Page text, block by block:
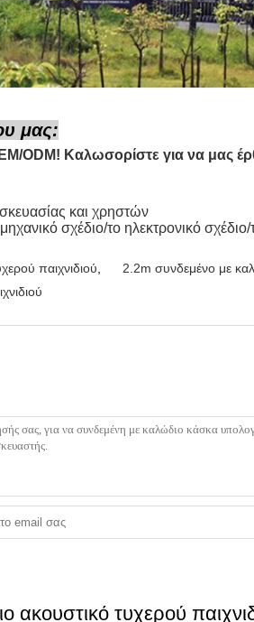
μας:
ODM! Καλωσορίστε για να μας
και χρηστών
σχέδιο/το ηλεκτρονικό
παιχνιδιού 2.2m συνδεμένο με
ακουστικό τυχερού